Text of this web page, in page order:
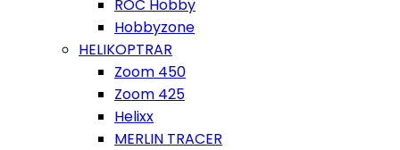
ROC Hobby
Hobbyzone
HELIKOPTRAR
Zoom 450
Zoom 425
Helixx
MERLIN TRACER